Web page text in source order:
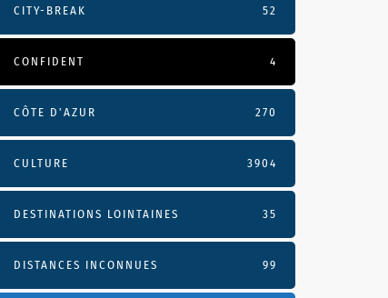
CITY-BREAK 52
CONFIDENT 4
CÔTE D’AZUR 270
CULTURE 3904
DESTINATIONS LOINTAINES 35
DISTANCES INCONNUES 99